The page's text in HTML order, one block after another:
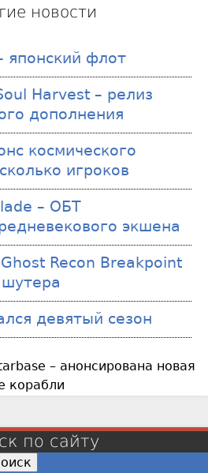
новости
японский флот
Harvest – релиз
дополнения
космического
игроков
– ОБТ
экшена
Recon Breakpoint
девятый сезон
– анонсирована новая
корабли
по сайту